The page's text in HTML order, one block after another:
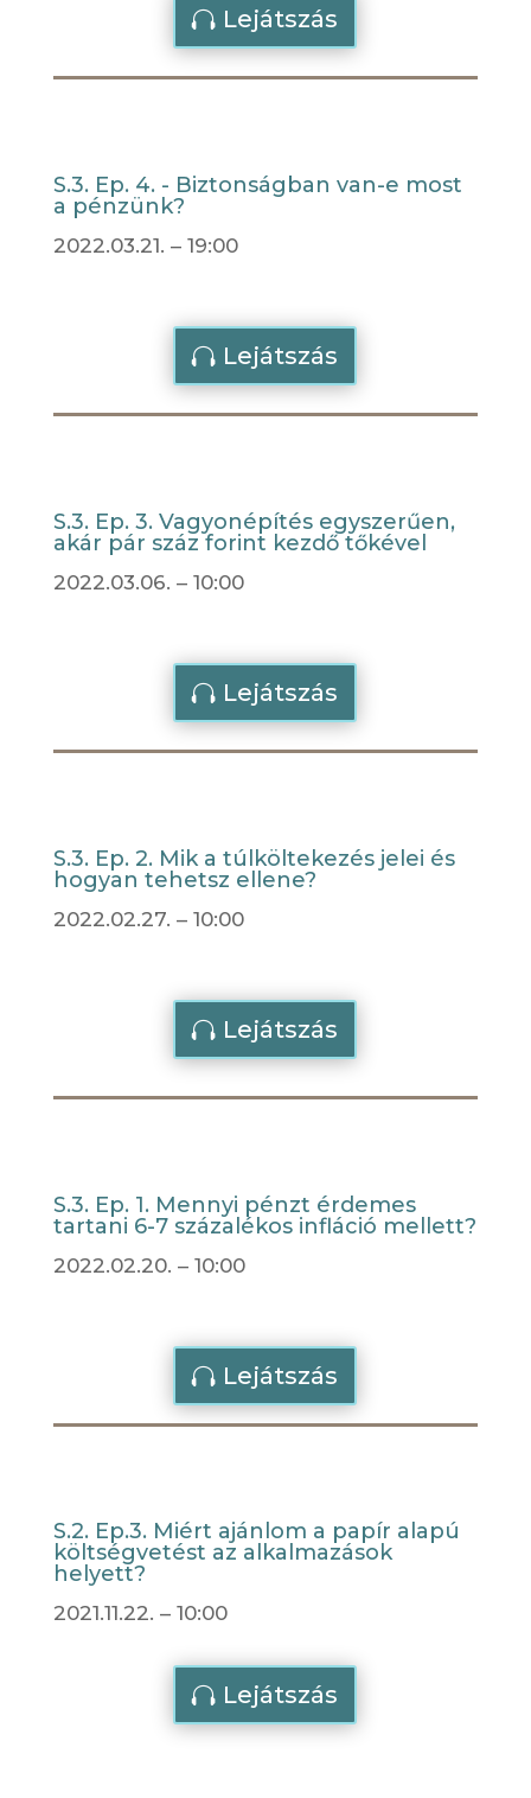
Lejátszás
S.3. Ep. 4. - Biztonságban van-e most
a pénzünk?
2022.03.21. – 19:00
Lejátszás
S.3. Ep. 3. Vagyonépítés egyszerűen,
akár pár száz forint kezdő tőkével
2022.03.06. – 10:00
Lejátszás
S.3. Ep. 2. Mik a túlköltekezés jelei és
hogyan tehetsz ellene?
2022.02.27. – 10:00
Lejátszás
S.3. Ep. 1. Mennyi pénzt érdemes
tartani 6-7 százalékos infláció mellett?
2022.02.20. – 10:00
Lejátszás
S.2. Ep.3. Miért ajánlom a papír alapú
költségvetést az alkalmazások
helyett?
2021.11.22. – 10:00
Lejátszás